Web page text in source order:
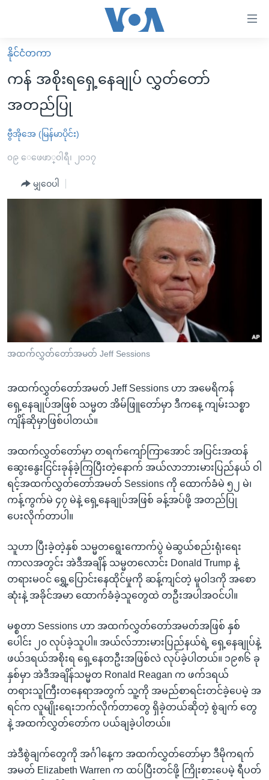
လွယ်ကူ
စေ
များ
ပင်မ
ကြည့်
ရှာဖွေ
ရန်
နေရာ
ကျော်
ရန်
မူလစာမျက်နှာ
မြန်မာ
ကမ္ဘာ့သတင်းများ
နိုင်ငံတကာ
အစ္စရေး-ပါလက်စတိုင်း
ဗွီဒီယို
သတင်းလွတ်လပ်ခွင့်
အင်္ဂလိပ်စာလေ့လာမယ်
ရေဒီယိုနှင့်ရုပ်သံ အချက်အလက်များ
ဗွီအိုအေ လူမှုကွန်ယက်များ
ဘာသာစကားများ
နိုင်ငံတကာ
ကန် အစိုးရရှေ့နေချုပ် လွှတ်တော်
အတည်ပြု
ဗွီအိုအေ (မြန်မာပိုင်း)
၀၉ ေဖေဖာ္၀ါရီ၊ ၂၀၁၇
မျှဝေပါ
အထက်လွှတ်တော်အမတ် Jeff Sessions
အထက်လွှတ်တော်အမတ် Jeff Sessions ဟာ အမေရိကန်
ရှေ့နေချုပ်အဖြစ် သမ္မတ အိမ်ဖြူတော်မှာ ဒီကနေ့ ကျမ်းသစ္စာ
ကျိန်ဆိုမှာဖြစ်ပါတယ်။
အထက်လွှတ်တော်မှာ တရက်ကျော်ကြာအောင် အပြင်းအထန်
ဆွေးနွေးငြင်းခုန်ခဲ့ကြပြီးတဲ့နောက် အယ်လာဘားမားပြည်နယ် ဝါ
ရင့်အထက်လွှတ်တော်အမတ် Sessions ကို ထောက်ခံမဲ ၅၂ မဲ၊
ကန့်ကွက်မဲ ၄၇ မဲနဲ့ ရှေ့နေချုပ်အဖြစ် ခန့်အပ်ဖို့ အတည်ပြု
ပေးလိုက်တာပါ။
သူဟာ ပြီးခဲ့တဲ့နှစ် သမ္မတရွေးကောက်ပွဲ မဲဆွယ်စည်းရုံးရေး
ကာလအတွင်း အဲဒီအချိန် သမ္မတလောင်း Donald Trump နဲ့
တရားမဝင် ရွှေ့ပြောင်းနေထိုင်မှုကို ဆန့်ကျင်တဲ့ မူဝါဒကို အစော
ဆုံးနဲ့ အခိုင်အမာ ထောက်ခံခဲ့သူတွေထဲ တဦးအပါအဝင်ပါ။
မစ္စတာ Sessions ဟာ အထက်လွှတ်တော်အမတ်အဖြစ် နှစ်
ပေါင်း ၂၀ လုပ်ခဲ့သူပါ။ အယ်လ်ဘားမားပြည်နယ်ရဲ့ ရှေ့နေချုပ်နဲ့
ဖယ်ဒရယ်အစိုးရ ရှေ့နေတဦးအဖြစ်လဲ လုပ်ခဲ့ပါတယ်။ ၁၉၈၆ ခု
နှစ်မှာ အဲဒီအချိန်သမ္မတ Ronald Reagan က ဖက်ဒရယ်
တရားသူကြီးတနေရာအတွက် သူ့ကို အမည်စာရင်းတင်ခဲ့ပေမဲ့ အ
ရင်က လူမျိုးရေးဘက်လိုက်တာတွေ ရှိခဲ့တယ်ဆိုတဲ့ စွဲချက် တွေ
နဲ့ အထက်လွှတ်တော်က ပယ်ချခဲ့ပါတယ်။
အဲဒီစွဲချက်တွေကို အင်္ဂါနေ့က အထက်လွှတ်တော်မှာ ဒီမိုကရက်
အမတ် Elizabeth Warren က ထပ်ပြီးတင်ဖို့ ကြိုးစားပေမဲ့ ရီပတ်